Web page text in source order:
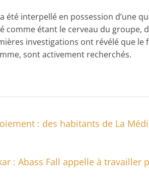
interpellé en possession d’une
comme étant le cerveau du groupe,
investigations ont révélé que le
sont activement recherchés.
: des habitants de La
: Abass Fall appelle à travailler